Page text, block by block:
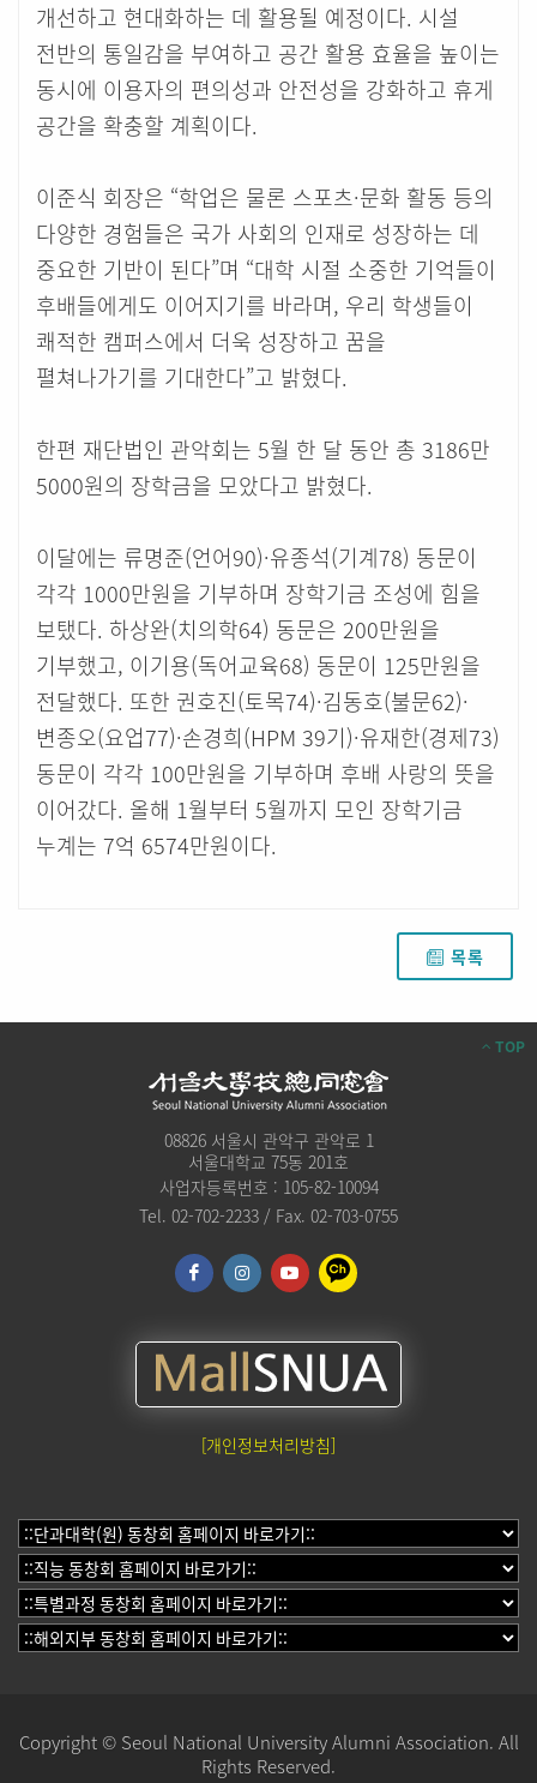
개선하고 현대화하는 데 활용될 예정이다. 시설
전반의 통일감을 부여하고 공간 활용 효율을 높이는
동시에 이용자의 편의성과 안전성을 강화하고 휴게
공간을 확충할 계획이다.
이준식 회장은 “학업은 물론 스포츠·문화 활동 등의
다양한 경험들은 국가 사회의 인재로 성장하는 데
중요한 기반이 된다”며 “대학 시절 소중한 기억들이
후배들에게도 이어지기를 바라며, 우리 학생들이
쾌적한 캠퍼스에서 더욱 성장하고 꿈을
펼쳐나가기를 기대한다”고 밝혔다.
한편 재단법인 관악회는 5월 한 달 동안 총 3186만
5000원의 장학금을 모았다고 밝혔다.
이달에는 류명준(언어90)·유종석(기계78) 동문이
각각 1000만원을 기부하며 장학기금 조성에 힘을
보탰다. 하상완(치의학64) 동문은 200만원을
기부했고, 이기용(독어교육68) 동문이 125만원을
전달했다. 또한 권호진(토목74)·김동호(불문62)·
변종오(요업77)·손경희(HPM 39기)·유재한(경제73)
동문이 각각 100만원을 기부하며 후배 사랑의 뜻을
이어갔다. 올해 1월부터 5월까지 모인 장학기금
누계는 7억 6574만원이다.
목록
TOP
08826 서울시 관악구 관악로 1
서울대학교 75동 201호
사업자등록번호 : 105-82-10094
Tel. 02-702-2233 / Fax. 02-703-0755
[개인정보처리방침]
Copyright © Seoul National University Alumni Association. All
Rights Reserved.